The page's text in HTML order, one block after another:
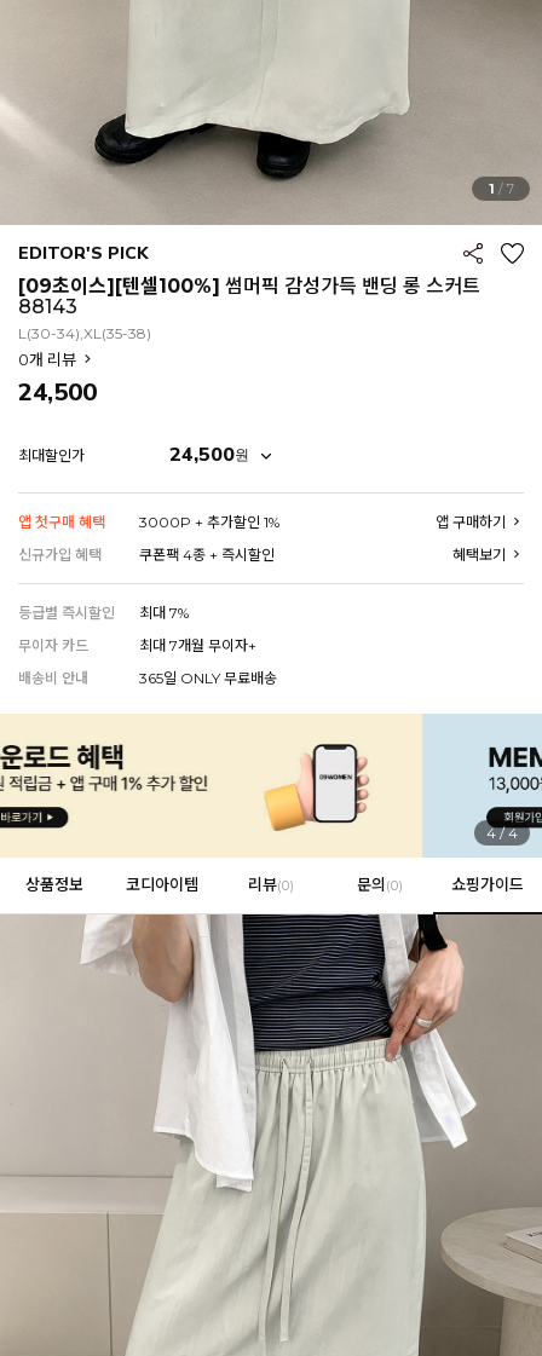
EVERY, SAY
인플루언서 PICK한 지금 꼭 필요한 장마룩!
1 / 7
EDITOR'S PICK
[09초이스][텐셀100%] 썸머픽 감성가득 밴딩 롱 스커트
88143
L(30-34),XL(35-38)
0개 리뷰
24,500
최대할인가 24,500원
앱 첫구매 혜택 3000P + 추가할인 1%
앱 구매하기
신규가입 혜택
쿠폰팩 4종 + 즉시할인 혜택보기
등급별 즉시할인
최대 7%
무이자 카드
최대 7개월 무이자+
배송비 안내
365일 ONLY 무료배송
4/4
상품정보 코디아이템 리뷰(0) 문의 (0) 쇼핑가이드